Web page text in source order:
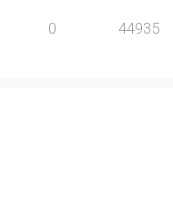
0 44935